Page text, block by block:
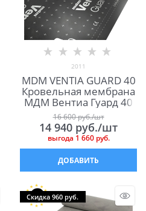
2011
MDM VENTIA GUARD 40
Кровельная мембрана
МДМ Вентиа Гуард 40
16 600 руб./шт
14 940 руб./шт
выгода 1 660 руб.
ДОБАВИТЬ
Скидка 960 руб.